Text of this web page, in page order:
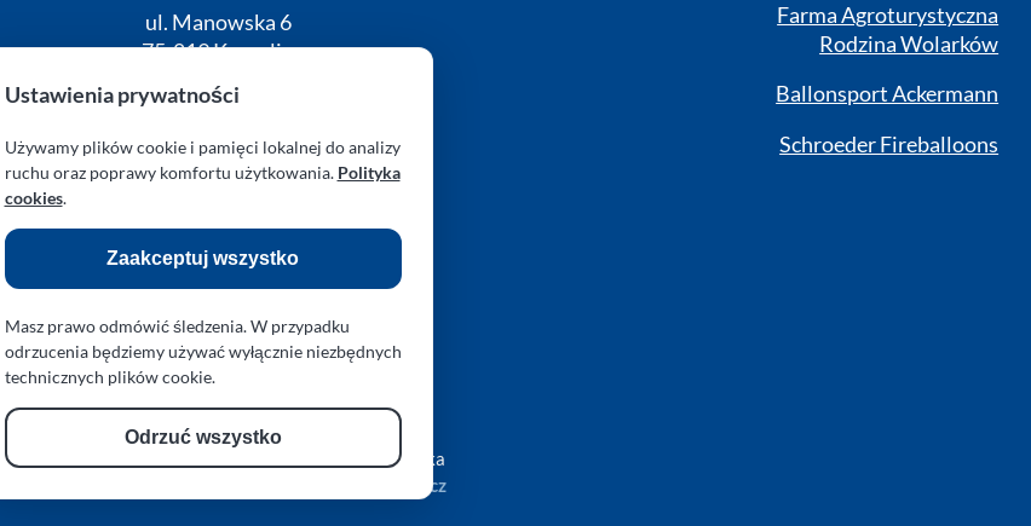
ul. Manowska 6
75-819 Koszalin
zachodniopomorskie
Polska
turboklinika.com.pl
Farma Agroturystyczna
Rodzina Wolarków
Ballonsport Ackermann
Schroeder Fireballoons
RODO (GDPR) Cookies
Obserwuj nas na Facebook
Obserwuj nas na Instagram
Zresetuj preferencje prywatności
Copyright © 2026 L.A.R. PARAPLAN Agnieszka Sulewska
Dariusz Więckiewicz
Ustawienia prywatności
Używamy plików cookie i pamięci lokalnej do analizy
ruchu oraz poprawy komfortu użytkowania. Polityka
cookies.
Zaakceptuj wszystko
Masz prawo odmówić śledzenia. W przypadku
odrzucenia będziemy używać wyłącznie niezbędnych
technicznych plików cookie.
Odrzuć wszystko